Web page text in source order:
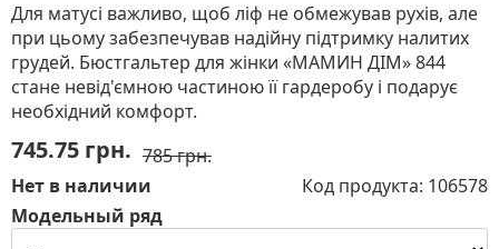
Для матусі важливо, щоб ліф не обмежував рухів, але
при цьому забезпечував надійну підтримку налитих
грудей. Бюстгальтер для жінки «МАМИН ДІМ» 844
стане невід'ємною частиною її гардеробу і подарує
необхідний комфорт.
745.75 грн. 785 грн.
Нет в наличии
Код продукта: 106578
Модельный ряд